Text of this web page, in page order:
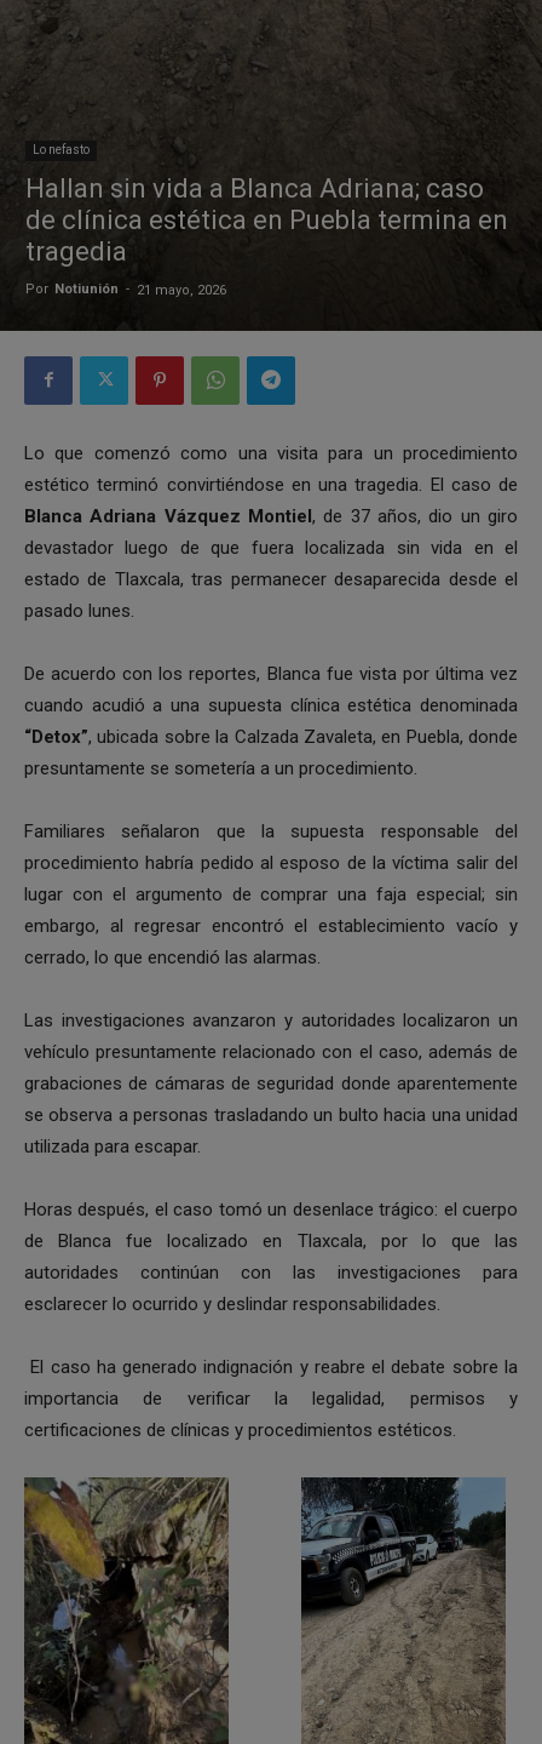
Lo nefasto
Hallan sin vida a Blanca Adriana; caso
de clínica estética en Puebla termina en
tragedia
Por Notiunión - 21 mayo, 2026
Lo que comenzó como una visita para un procedimiento
estético terminó convirtiéndose en una tragedia. El caso de
Blanca Adriana Vázquez Montiel, de 37 años, dio un giro
devastador luego de que fuera localizada sin vida en el
estado de Tlaxcala, tras permanecer desaparecida desde el
pasado lunes.
De acuerdo con los reportes, Blanca fue vista por última vez
cuando acudió a una supuesta clínica estética denominada
“Detox”, ubicada sobre la Calzada Zavaleta, en Puebla, donde
presuntamente se sometería a un procedimiento.
Familiares señalaron que la supuesta responsable del
procedimiento habría pedido al esposo de la víctima salir del
lugar con el argumento de comprar una faja especial; sin
embargo, al regresar encontró el establecimiento vacío y
cerrado, lo que encendió las alarmas.
Las investigaciones avanzaron y autoridades localizaron un
vehículo presuntamente relacionado con el caso, además de
grabaciones de cámaras de seguridad donde aparentemente
se observa a personas trasladando un bulto hacia una unidad
utilizada para escapar.
Horas después, el caso tomó un desenlace trágico: el cuerpo
de Blanca fue localizado en Tlaxcala, por lo que las
autoridades continúan con las investigaciones para
esclarecer lo ocurrido y deslindar responsabilidades.
El caso ha generado indignación y reabre el debate sobre la
importancia de verificar la legalidad, permisos y
certificaciones de clínicas y procedimientos estéticos.